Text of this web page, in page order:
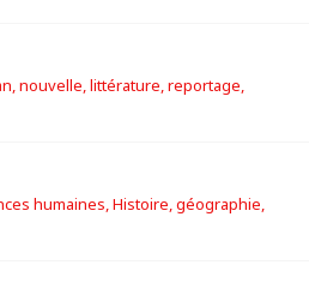
nouvelle, littérature, reportage,
humaines, Histoire, géographie,